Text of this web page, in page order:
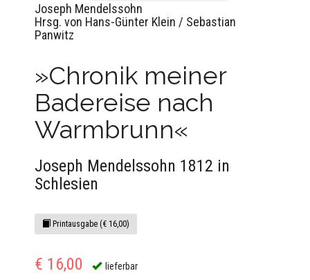
Joseph Mendelssohn
Hrsg. von Hans-Günter Klein / Sebastian
Panwitz
»Chronik meiner
Badereise nach
Warmbrunn«
Joseph Mendelssohn 1812 in
Schlesien
Printausgabe (€ 16,00)
€ 16,00 lieferbar